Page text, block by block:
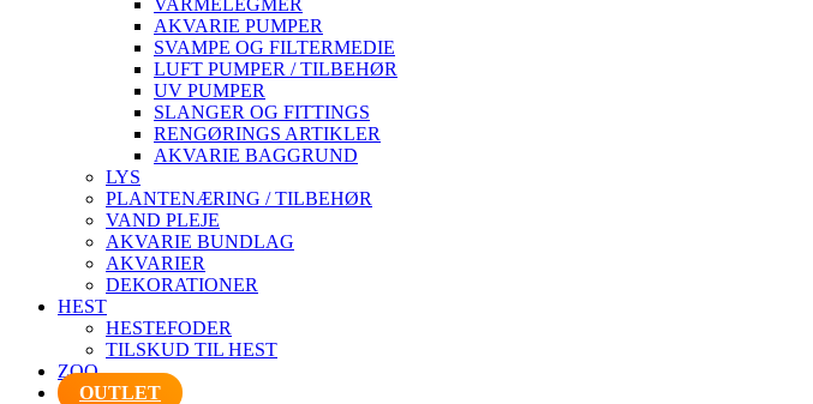
VARMELEGMER
AKVARIE PUMPER
SVAMPE OG FILTERMEDIE
LUFT PUMPER / TILBEHØR
UV PUMPER
SLANGER OG FITTINGS
RENGØRINGS ARTIKLER
AKVARIE BAGGRUND
LYS
PLANTENÆRING / TILBEHØR
VAND PLEJE
AKVARIE BUNDLAG
AKVARIER
DEKORATIONER
HEST
HESTEFODER
TILSKUD TIL HEST
ZOO
OUTLET